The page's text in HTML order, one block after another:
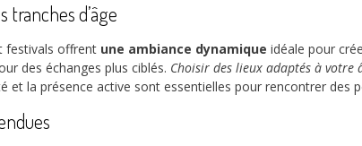
tranches d’âge
festivals offrent une ambiance dynamique idéale pour
des échanges plus ciblés. Choisir des lieux adaptés à votre
et la présence active sont essentielles pour rencontrer des